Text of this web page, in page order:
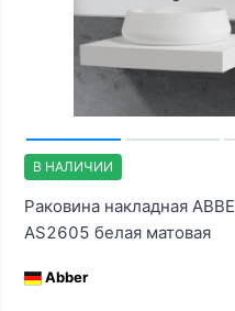
В НАЛИЧИИ
Раковина накладная
AS2605 белая матовая
Abber